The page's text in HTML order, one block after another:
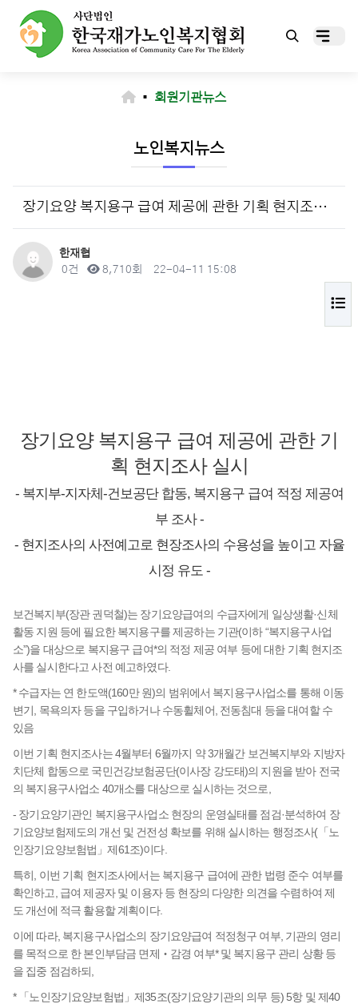
▪ 회원기관뉴스
노인복지뉴스
장기요양 복지용구 급여 제공에 관한 기획 현지조사 실시
작성자
한재협
댓글
0건 조회8,710회 작성일
22-04-11 15:08
장기요양 복지용구 급여 제공에 관한 기
획 현지조사 실시
- 복지부-지자체-건보공단 합동, 복지용구 급여 적정 제공여
부 조사 -
- 현지조사의 사전예고로 현장조사의 수용성을 높이고 자율
시정 유도 -
보건복지부(장관 권덕철)는 장기요양급여의 수급자에게 일상생활·신체
활동 지원 등에 필요한 복지용구를 제공하는 기관(이하 “복지용구사업
소”)을 대상으로 복지용구 급여*의 적정 제공 여부 등에 대한 기획 현지조
사를 실시한다고 사전 예고하였다.
* 수급자는 연 한도액(160만 원)의 범위에서 복지용구사업소를 통해 이동
변기, 목욕의자 등을 구입하거나 수동휠체어, 전동침대 등을 대여할 수
있음
이번 기획 현지조사는 4월부터 6월까지 약 3개월간 보건복지부와 지방자
치단체 합동으로 국민건강보험공단(이사장 강도태)의 지원을 받아 전국
의 복지용구사업소 40개소를 대상으로 실시하는 것으로,
- 장기요양기관인 복지용구사업소 현장의 운영실태를 점검·분석하여 장
기요양보험제도의 개선 및 건전성 확보를 위해 실시하는 행정조사(「노
인장기요양보험법」제61조)이다.
특히, 이번 기획 현지조사에서는 복지용구 급여에 관한 법령 준수 여부를
확인하고, 급여 제공자 및 이용자 등 현장의 다양한 의견을 수렴하여 제
도 개선에 적극 활용할 계획이다.
이에 따라, 복지용구사업소의 장기요양급여 적정청구 여부, 기관의 영리
를 목적으로 한 본인부담금 면제‧감경 여부* 및 복지용구 관리 상황 등
을 집중 점검하되,
* 「노인장기요양보험법」제35조(장기요양기관의 의무 등) 5항 및 제40